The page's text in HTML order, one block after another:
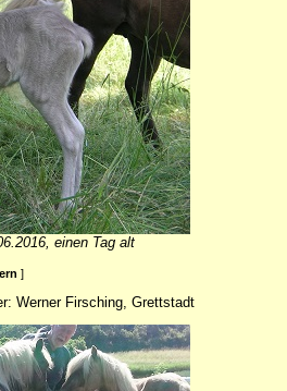
einen Tag alt
]
Werner Firsching, Grettstadt